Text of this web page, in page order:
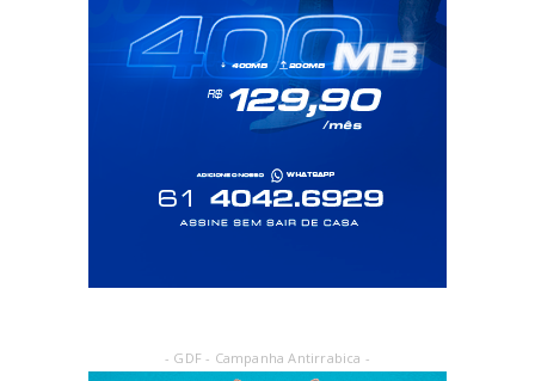
- GDF - Campanha Antirrabica -